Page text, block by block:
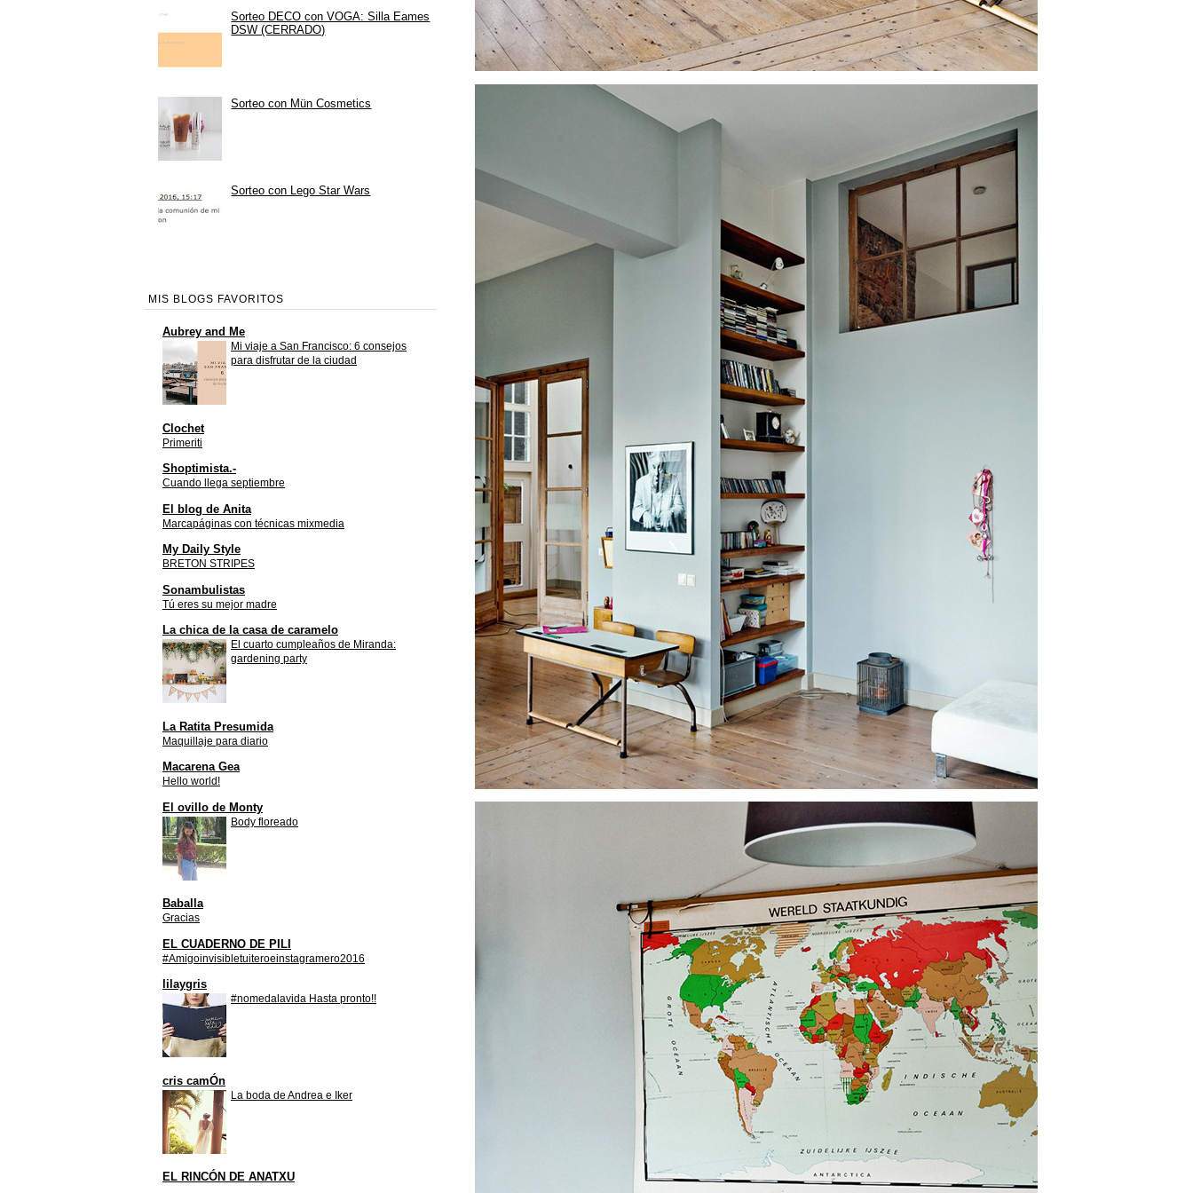
Sorteo DECO con VOGA: Silla Eames
DSW (CERRADO)
Sorteo con Mün Cosmetics
Sorteo con Lego Star Wars
MIS BLOGS FAVORITOS
Aubrey and Me
Mi viaje a San Francisco: 6 consejos
para disfrutar de la ciudad
Clochet
Primeriti
Shoptimista.-
Cuando llega septiembre
El blog de Anita
Marcapáginas con técnicas mixmedia
My Daily Style
BRETON STRIPES
Sonambulistas
Tú eres su mejor madre
La chica de la casa de caramelo
El cuarto cumpleaños de Miranda:
gardening party
La Ratita Presumida
Maquillaje para diario
Macarena Gea
Hello world!
El ovillo de Monty
Body floreado
Baballa
Gracias
EL CUADERNO DE PILI
#Amigoinvisibletuiteroeinstagramero2016
lilaygris
#nomedalavida Hasta pronto!!
cris camÓn
La boda de Andrea e Iker
EL RINCÓN DE ANATXU